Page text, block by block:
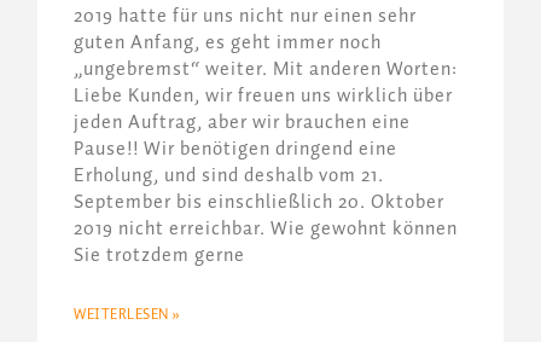
2019 hatte für uns nicht nur einen sehr
guten Anfang, es geht immer noch
„ungebremst“ weiter. Mit anderen Worten:
Liebe Kunden, wir freuen uns wirklich über
jeden Auftrag, aber wir brauchen eine
Pause!! Wir benötigen dringend eine
Erholung, und sind deshalb vom 21.
September bis einschließlich 20. Oktober
2019 nicht erreichbar. Wie gewohnt können
Sie trotzdem gerne
WEITERLESEN »